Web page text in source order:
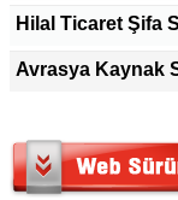
Hilal Ticaret Şifa
Avrasya Kaynak